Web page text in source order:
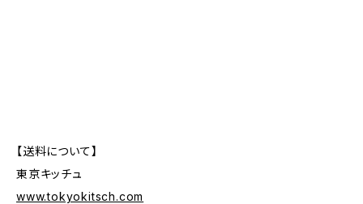
【送料について】
東京キッチュ
www.tokyokitsch.com